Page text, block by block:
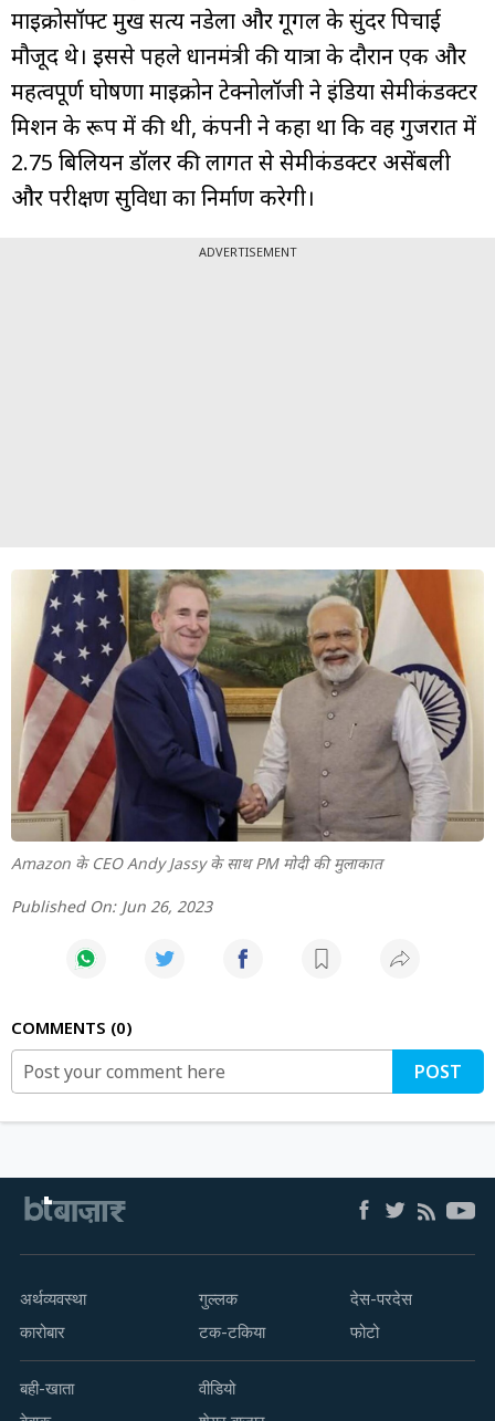
माइक्रोसॉफ्ट प्रमुख सत्य नडेला और गूगल के सुंदर पिचाई
मौजूद थे। इससे पहले प्रधानमंत्री की यात्रा के दौरान एक और
महत्वपूर्ण घोषणा माइक्रोन टेक्नोलॉजी ने इंडिया सेमीकंडक्टर
मिशन के रूप में की थी, कंपनी ने कहा था कि वह गुजरात में
2.75 बिलियन डॉलर की लागत से सेमीकंडक्टर असेंबली
और परीक्षण सुविधा का निर्माण करेगी।
ADVERTISEMENT
Amazon के CEO Andy Jassy के साथ PM मोदी की मुलाकात
Published On: Jun 26, 2023
COMMENTS 0
POST
अर्थव्यवस्था
कारोबार
गुल्लक
टक-टकिया
देस-परदेस
फोटो
बही-खाता
वीडियो